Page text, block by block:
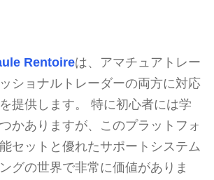
Rentoireは、アマチュアトレー
ショナルトレーダーの両方に対応
提供します。 特に初心者には学
かありますが、このプラットフォ
セットと優れたサポートシステム
グの世界で非常に価値がありま